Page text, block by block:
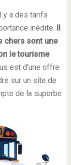
y a des tarifs
inédite. Il
chers sont une
le tourisme
est d’une offre
sur un site de
de la superbe